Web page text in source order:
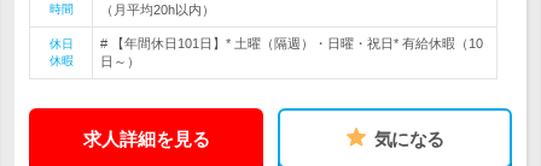
時間
（月平均20h以内）
休日
休暇
# 【年間休日101日】* 土曜（隔週）・日曜・祝日* 有給休暇（10
日～）
求人詳細を見る 気になる